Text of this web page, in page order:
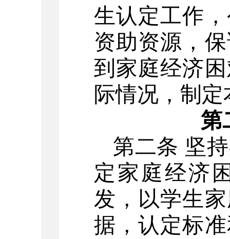
生认定工作
资助资源，
到家庭经济
际情况，制
第
第二条 坚
定家庭经济
发，以学生
据，认定标